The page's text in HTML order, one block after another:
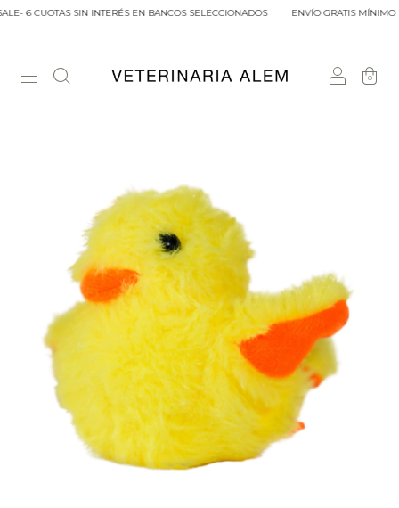
6 CUOTAS SIN INTERÉS EN BANCOS SELECCIONADOS ENVÍO GRATIS MÍNIMO
0